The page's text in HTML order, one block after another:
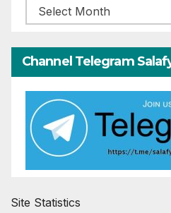
Archives
Channel Telegram
Site Statistics